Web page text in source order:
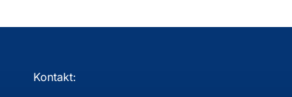
Kontakt: